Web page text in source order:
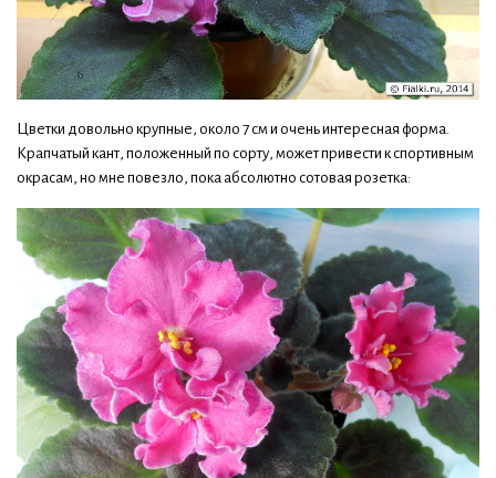
Цветки довольно крупные, около 7 см и очень интересная форма.
Крапчатый кант, положенный по сорту, может привести к спортивным
окрасам, но мне повезло, пока абсолютно сотовая розетка: